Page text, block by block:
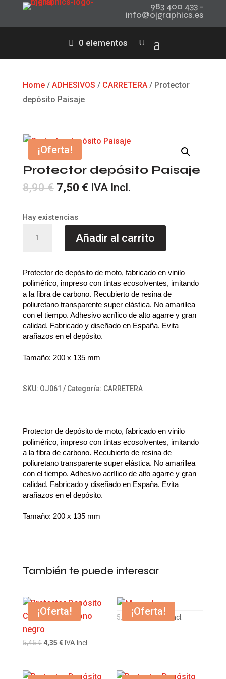
983 400 433 -
info@ojgraphics.es
0 elementos
Home/ ADHESIVOS / CARRETERA/ Protector
depósito Paisaje
¡Oferta!
Protector depósito Paisaje
8,90€ El
original
era:
8,90 €.
7,50 €El
es:
7,50 €.
IVA Incl.
Hay existencias
cantidad
Añadir al carrito
Protector de depósito de moto, fabricado en vinilo
polimérico, impreso con tintas ecosolventes, imitando
a la fibra de carbono. Recubierto de resina de
poliuretano transparente super elástica. No amarillea
con el tiempo. Adhesivo acrílico de alto agarre y gran
calidad. Fabricado y diseñado en España. Evita
arañazos en el depósito.
Tamaño: 200 x 135 mm
SKU: OJ061 Categoría: CARRETERA
Protector de depósito de moto, fabricado en vinilo
polimérico, impreso con tintas ecosolventes, imitando
a la fibra de carbono. Recubierto de resina de
poliuretano transparente super elástica. No amarillea
con el tiempo. Adhesivo acrílico de alto agarre y gran
calidad. Fabricado y diseñado en España. Evita
arañazos en el depósito.
Tamaño: 200 x 135 mm
También te puede interesar
¡Oferta!
5,45€ El
4,35 €ElIVA Incl.
¡Oferta!
5,45€El
4,35 €ElIVA Incl.